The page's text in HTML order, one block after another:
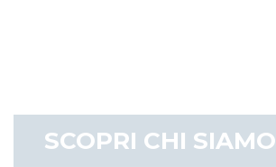
SCOPRI CHI SIAMO